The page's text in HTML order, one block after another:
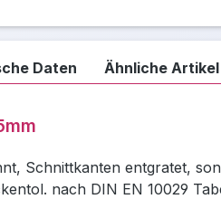
Daten Ähnliche Artikel
Schnittkanten entgratet,
nach DIN EN 10029